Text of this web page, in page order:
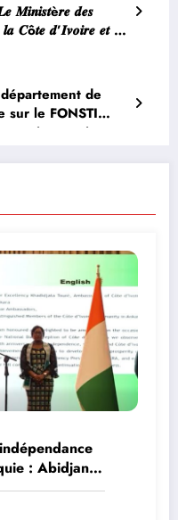
𝒅𝒆𝒔
𝑪ô𝒕𝒆 𝒅’𝑰𝒗𝒐𝒊𝒓𝒆 𝒆𝒕 𝒍𝒂
de
sur le FONSTI
internationaux
: Abidjan
la barre du
bilatéraux